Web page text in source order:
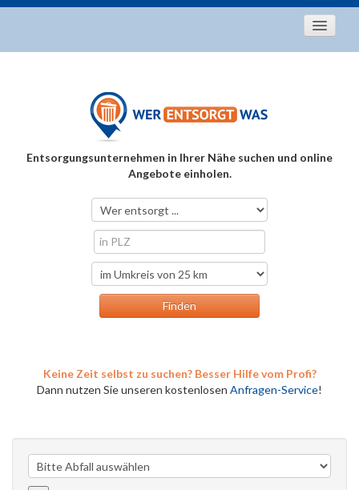
Entsorgungstipps
Über uns
Entsorgungsunternehmen in Ihrer Nähe suchen und online
Angebote einholen.
Keine Zeit selbst zu suchen? Besser Hilfe vom Profi?
Dann nutzen Sie unseren kostenlosen Anfragen-Service!